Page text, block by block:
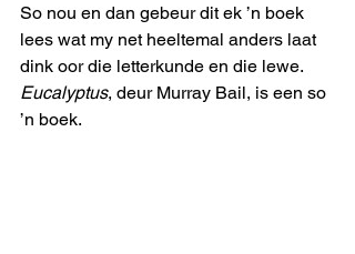
So nou en dan gebeur dit ek ’n boek
lees wat my net heeltemal anders laat
dink oor die letterkunde en die lewe.
Eucalyptus, deur Murray Bail, is een so
’n boek.